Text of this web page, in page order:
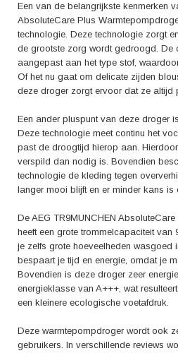
Kortom, de AEG TR9MUNCHEN
in het wit is een uitstekende keuze voor
geavanceerde droger met oog voor
unieke technologieën en ruime
ervoor dat je kleding altijd zorgvuldig
uit blijft zien. Investeer in deze
Een van de belangrijkste kenmerken
AbsoluteCare Plus
technologie. Deze technologie zorgt
de grootste zorg wordt gedroogd. De
aangepast aan het type stof,
Of het nu gaat om delicate zijden
deze droger zorgt ervoor dat ze altijd
Een ander pluspunt van deze droger
Deze technologie meet continu het
past de droogtijd hierop aan.
verspild dan nodig is. Bovendien
technologie de kleding tegen
langer mooi blijft en er minder kans is
De AEG TR9MUNCHEN
heeft een grote trommelcapaciteit van
je zelfs grote hoeveelheden wasgoed
bespaart je tijd en energie, omdat je
Bovendien is deze droger zeer
energieklasse van A+++, wat
een kleinere ecologische voetafdruk.
Deze warmtepompdroger wordt ook
gebruikers. In verschillende reviews